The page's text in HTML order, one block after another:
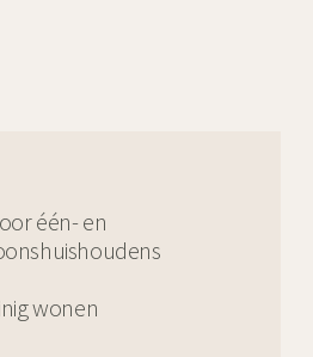
één- en
wonen